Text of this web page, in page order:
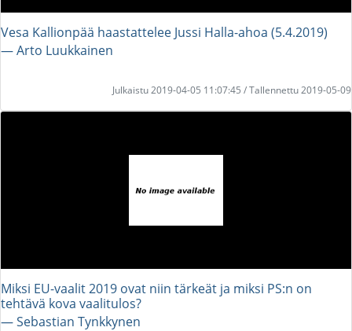
Vesa Kallionpää haastattelee Jussi Halla-ahoa (5.4.2019)
― Arto Luukkainen
Julkaistu 2019-04-05 11:07:45 / Tallennettu 2019-05-09
Miksi EU-vaalit 2019 ovat niin tärkeät ja miksi PS:n on
tehtävä kova vaalitulos?
― Sebastian Tynkkynen